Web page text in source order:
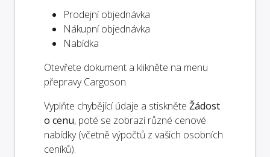
Prodejní objednávka
Nákupní objednávka
Nabídka
Otevřete dokument a klikněte na menu
přepravy Cargoson.
Vyplňte chybějící údaje a stiskněte Žádost
o cenu, poté se zobrazí různé cenové
nabídky (včetně výpočtů z vašich osobních
ceníků).